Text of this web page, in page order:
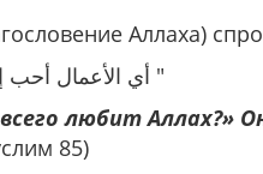
Аллаха)
أي الأعمال أحب إلى الله ؟ " الصلاة على وقتها "
любит Аллах?»
85)